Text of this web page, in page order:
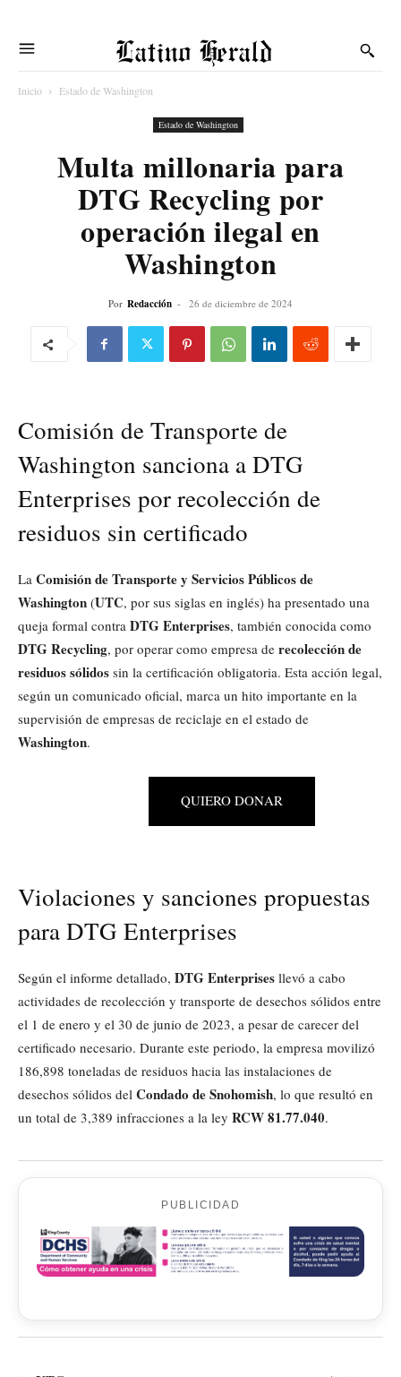
Latino Herald
Inicio Estado de Washington
Estado de Washington
Multa millonaria para
DTG Recycling por
operación ilegal en
Washington
Por Redacción - 26 de diciembre de 2024
Comisión de Transporte de
Washington sanciona a DTG
Enterprises por recolección de
residuos sin certificado
La Comisión de Transporte y Servicios Públicos de
Washington (UTC, por sus siglas en inglés) ha presentado una
queja formal contra DTG Enterprises, también conocida como
DTG Recycling, por operar como empresa de recolección de
residuos sólidos sin la certificación obligatoria. Esta acción legal,
según un comunicado oficial, marca un hito importante en la
supervisión de empresas de reciclaje en el estado de
Washington.
QUIERO DONAR
Violaciones y sanciones propuestas
para DTG Enterprises
Según el informe detallado, DTG Enterprises llevó a cabo
actividades de recolección y transporte de desechos sólidos entre
el 1 de enero y el 30 de junio de 2023, a pesar de carecer del
certificado necesario. Durante este periodo, la empresa movilizó
186,898 toneladas de residuos hacia las instalaciones de
desechos sólidos del Condado de Snohomish, lo que resultó en
un total de 3,389 infracciones a la ley RCW 81.77.040.
PUBLICIDAD